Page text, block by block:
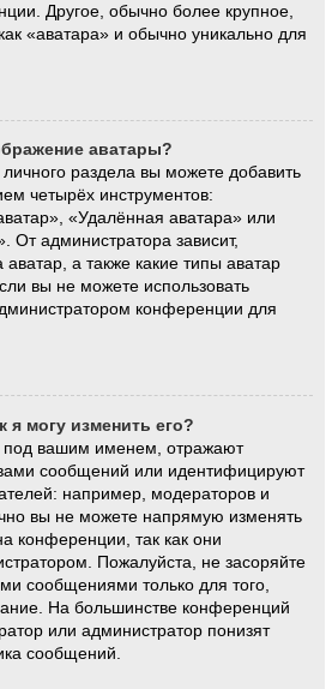
Другое, обычно более крупное,
«аватара» и обычно уникально для
аватары?
раздела вы можете добавить
четырёх инструментов:
«Удалённая аватара» или
От администратора зависит,
а также какие типы аватар
вы не можете использовать
конференции для
я могу изменить его?
вашим именем, отражают
сообщений или идентифицируют
например, модераторов и
вы не можете напрямую изменять
конференции, так как они
Пожалуйста, не засоряйте
сообщениями только для того,
На большинстве конференций
или администратор понизят
сообщений.